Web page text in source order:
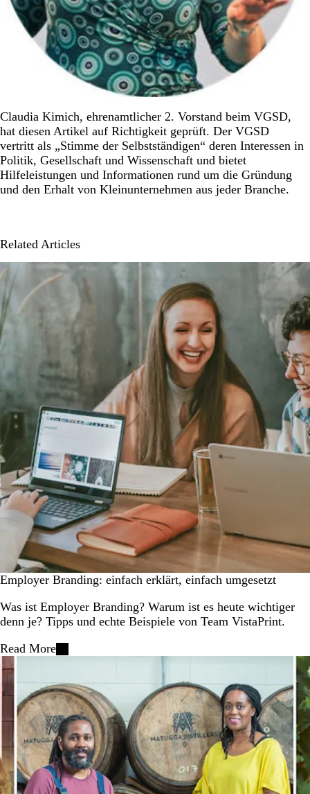
Claudia Kimich, ehrenamtlicher 2. Vorstand beim VGSD,
hat diesen Artikel auf Richtigkeit geprüft. Der VGSD
vertritt als „Stimme der Selbstständigen“ deren Interessen in
Politik, Gesellschaft und Wissenschaft und bietet
Hilfeleistungen und Informationen rund um die Gründung
und den Erhalt von Kleinunternehmen aus jeder Branche.
Related Articles
Employer Branding: einfach erklärt, einfach umgesetzt
Was ist Employer Branding? Warum ist es heute wichtiger
denn je? Tipps und echte Beispiele von Team VistaPrint.
Read More